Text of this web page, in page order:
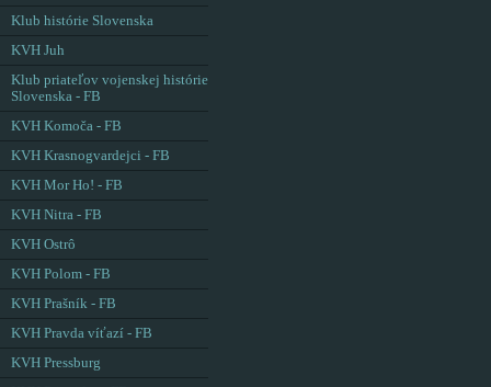
Klub histórie Slovenska
KVH Juh
Klub priateľov vojenskej histórie
Slovenska - FB
KVH Komoča - FB
KVH Krasnogvardejci - FB
KVH Mor Ho! - FB
KVH Nitra - FB
KVH Ostrô
KVH Polom - FB
KVH Prašník - FB
KVH Pravda víťazí - FB
KVH Pressburg